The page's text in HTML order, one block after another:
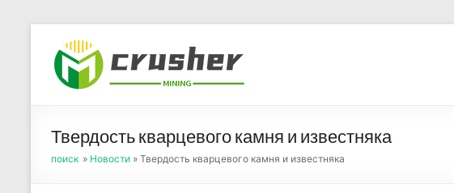
content
Твердость кварцевого камня и известняка
поиск » Новости » Твердость кварцевого камня и известняка